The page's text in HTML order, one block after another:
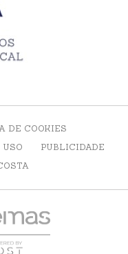
DE COOKIES
PUBLICIDADE